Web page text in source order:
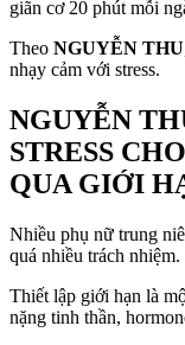
giãn cơ 20 phút mỗi
Theo NGUYỄN THU
nhạy cảm với stress.
NGUYỄN
STRESS
QUA GIỚI
Nhiều phụ nữ trung
quá nhiều trách nhiệm.
Thiết lập giới hạn là
nặng tinh thần,